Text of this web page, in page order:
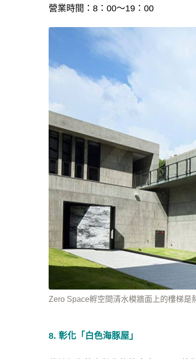
營業時間：8：00～19：00
Zero Space孵空間清水模牆面上的樓梯是
8. 彰化「白色海豚屋」